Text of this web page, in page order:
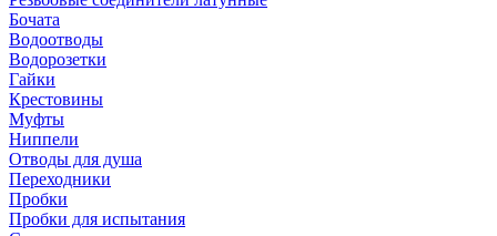
Бочата
Водоотводы
Водорозетки
Гайки
Крестовины
Муфты
Ниппели
Отводы для душа
Переходники
Пробки
Пробки для испытания